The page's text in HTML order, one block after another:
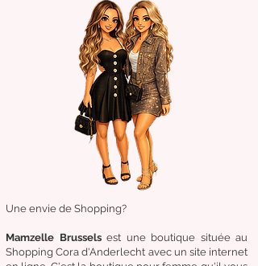
Une envie de Shopping?
Mamzelle Brussels est une boutique située au
Shopping Cora d'Anderlecht avec un site internet